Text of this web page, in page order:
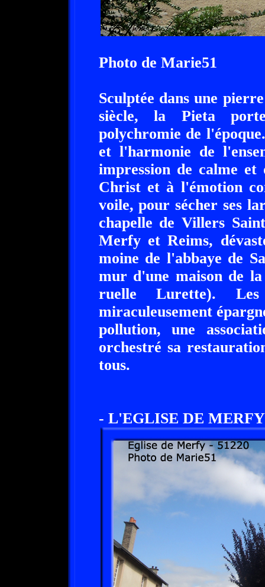
Photo de Marie51
Sculptée dans une
siècle, la Pieta
polychromie de
et l'harmonie de
impression de calme et
Christ et à l'émotion
voile, pour sécher ses
chapelle de Villers
Merfy et Reims,
moine de l'abbaye de
mur d'une maison de
ruelle Lurette).
miraculeusement
pollution, une
orchestré sa
tous.
- L'EGLISE DE